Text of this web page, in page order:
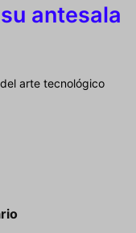
antesala
arte tecnológico